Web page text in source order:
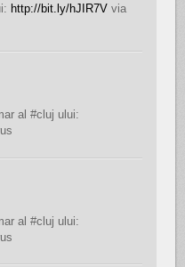
http://bit.ly/hJIR7Vvia
al #cluj ului:
al #cluj ului: